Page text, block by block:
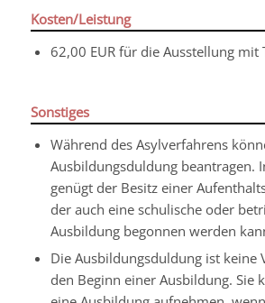
Kosten/Leistung
62,00 EUR für die Ausstellung mit
Sonstiges
Während des Asylverfahrens
Ausbildungsduldung beantragen.
genügt der Besitz einer
der auch eine schulische oder
Ausbildung begonnen werden
Die Ausbildungsduldung ist keine
den Beginn einer Ausbildung. Sie